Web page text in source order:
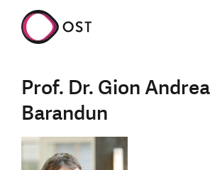
Prof. Dr. Gion Andrea
Barandun